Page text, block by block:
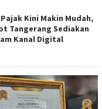
Kini Makin Mudah,
Tangerang Sediakan
Kanal Digital